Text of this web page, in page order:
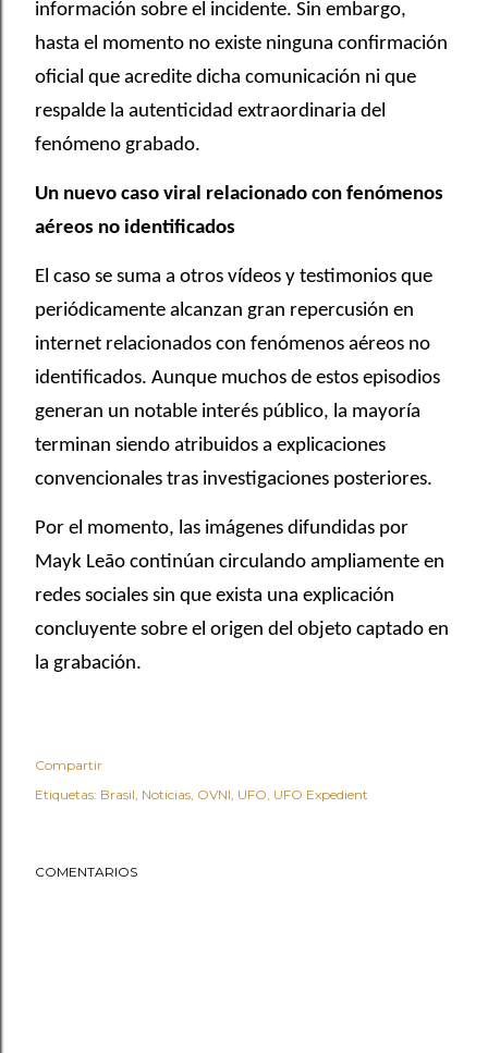
información sobre el incidente. Sin embargo,
hasta el momento no existe ninguna confirmación
oficial que acredite dicha comunicación ni que
respalde la autenticidad extraordinaria del
fenómeno grabado.
Un nuevo caso viral relacionado con fenómenos
aéreos no identificados
El caso se suma a otros vídeos y testimonios que
periódicamente alcanzan gran repercusión en
internet relacionados con fenómenos aéreos no
identificados. Aunque muchos de estos episodios
generan un notable interés público, la mayoría
terminan siendo atribuidos a explicaciones
convencionales tras investigaciones posteriores.
Por el momento, las imágenes difundidas por
Mayk Leão continúan circulando ampliamente en
redes sociales sin que exista una explicación
concluyente sobre el origen del objeto captado en
la grabación.
Compartir
Etiquetas: Brasil Noticias OVNI UFO UFO Expedient
COMENTARIOS